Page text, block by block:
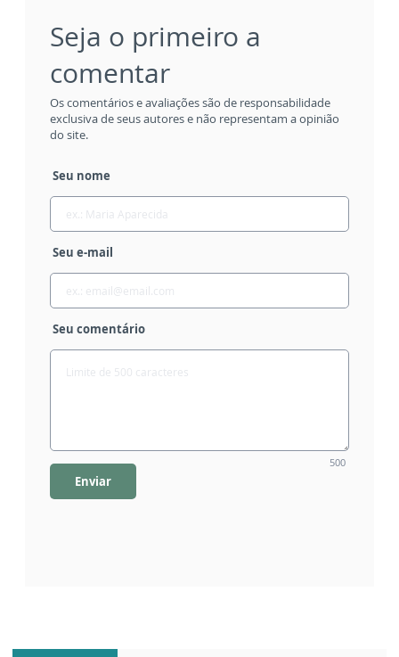
Seja o primeiro a
comentar
Os comentários e avaliações são de responsabilidade
exclusiva de seus autores e não representam a opinião
do site.
Seu nome
Seu e-mail
Seu comentário
500
Enviar